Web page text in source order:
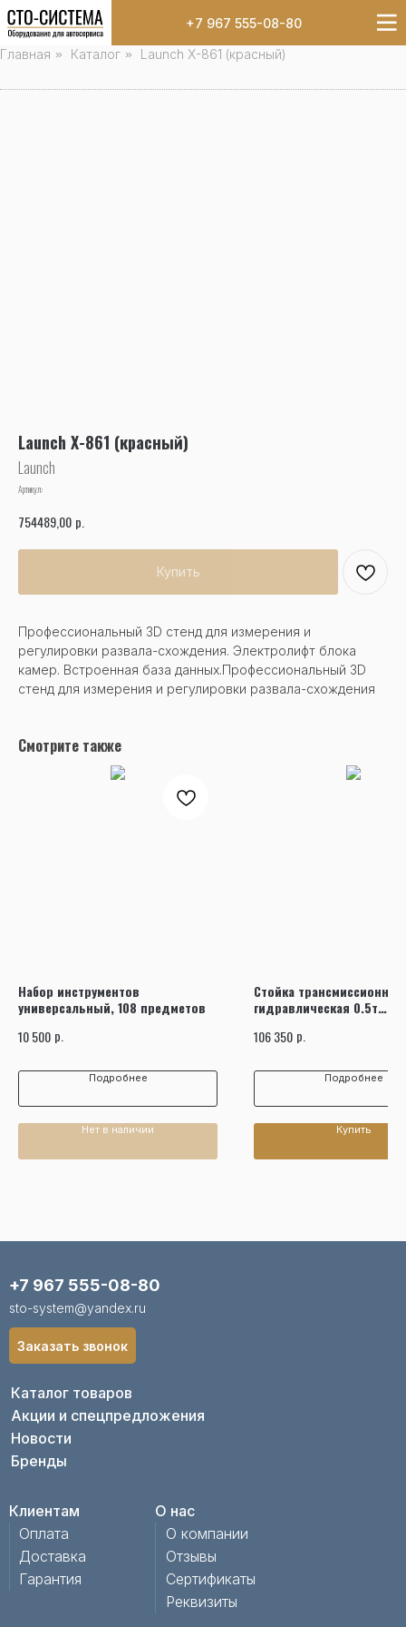
+7 967 555-08-80
Главная » Каталог » Launch X-861 (красный)
Launch X-861 (красный)
Launch
Артикул:
754489,00 р.
Купить
Профессиональный 3D стенд для измерения и
регулировки развала-схождения. Электролифт блока
камер. Встроенная база данных.Профессиональный 3D
стенд для измерения и регулировки развала-схождения
Смотрите также
Набор инструментов
универсальный, 108 предметов
10 500 р.
Подробнее
Нет в наличии
Стойка трансмиссионная
гидравлическая 0.5т
106 350 р.
Подробнее
Купить
Каталог товаров
Акции и спецпредложения
Новости
Бренды
Клиентам
Оплата
Доставка
Гарантия
О нас
О компании
Отзывы
Сертификаты
Реквизиты
+7 967 555-08-80
sto-system@yandex.ru
Заказать звонок